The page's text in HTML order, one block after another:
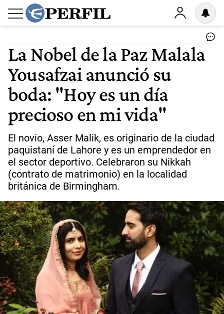
La Nobel de la Paz Malala
Yousafzai anunció su
boda: "Hoy es un día
precioso en mi vida"
El novio, Asser Malik, es originario de la ciudad
paquistaní de Lahore y es un emprendedor en
el sector deportivo. Celebraron su Nikkah
(contrato de matrimonio) en la localidad
británica de Birmingham.